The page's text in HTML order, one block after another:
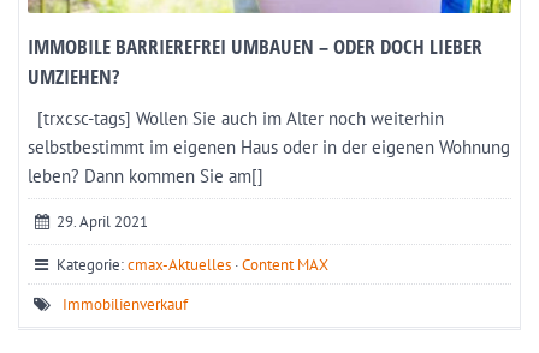
IMMOBILE BARRIEREFREI UMBAUEN – ODER DOCH LIEBER
UMZIEHEN?
[trxcsc-tags] Wollen Sie auch im Alter noch weiterhin
selbstbestimmt im eigenen Haus oder in der eigenen Wohnung
leben? Dann kommen Sie am[]
29. April 2021
Kategorie:cmax-Aktuelles ·Content MAX
Immobilienverkauf